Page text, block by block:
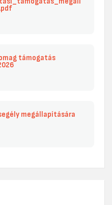
támogatás
megállapítására